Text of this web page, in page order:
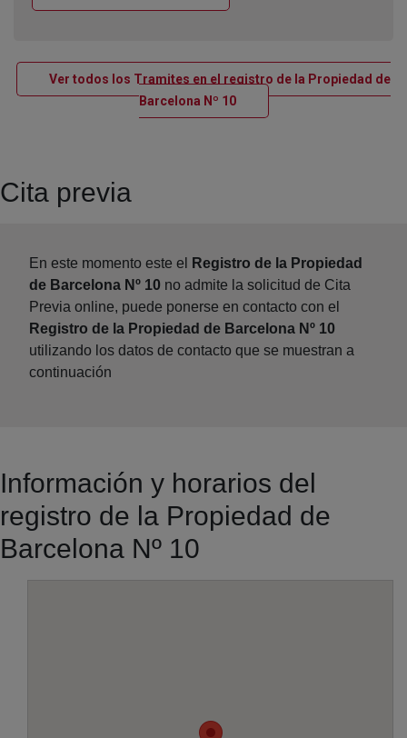
Ver todos los Tramites en el registro de la Propiedad de
Barcelona Nº 10Ventana nueva
Cita previa
En este momento este el
Registro de la Propiedad
de Barcelona Nº 10 no admite la solicitud de Cita
Previa online, puede ponerse en contacto con el
Registro de la Propiedad de Barcelona Nº 10
utilizando los datos de contacto que se muestran a
continuación
Información y horarios del
registro de la Propiedad de
Barcelona Nº 10